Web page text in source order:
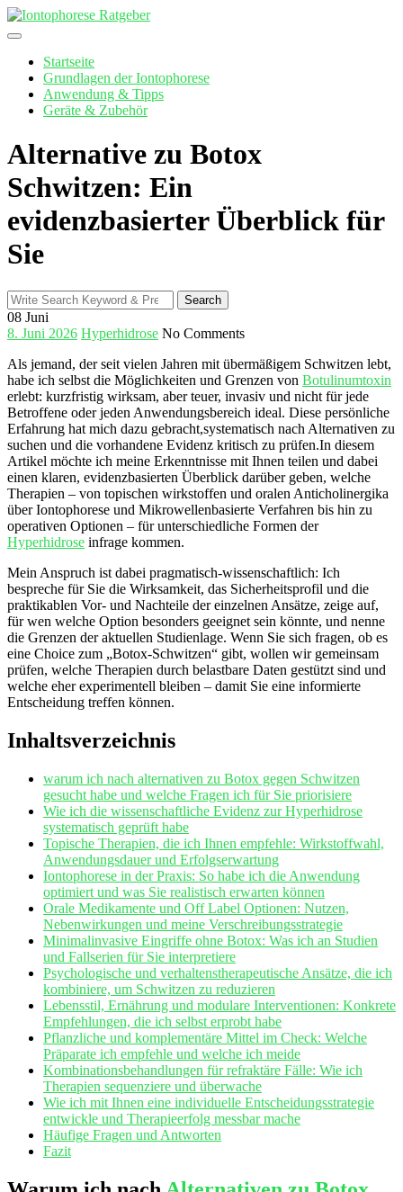
Skip
to
Startseite
Grundlagen der Iontophorese
Anwendung & Tipps
Geräte & Zubehör
Alternative zu Botox
Schwitzen: Ein
evidenzbasierter Überblick für
Sie
Search
for:
Search
08 Juni
8. Juni 2026 Hyperhidrose No Comments
Als jemand, der seit vielen Jahren mit übermäßigem ‍Schwitzen lebt,⁢
habe ich selbst die Möglichkeiten und Grenzen von Botulinumtoxin
erlebt: kurzfristig wirksam, aber teuer, invasiv und nicht für jede
Betroffene oder jeden Anwendungsbereich ideal. Diese persönliche
Erfahrung hat mich dazu gebracht,systematisch nach Alternativen zu
suchen und ⁤die vorhandene Evidenz kritisch zu prüfen.In diesem
Artikel möchte ich meine Erkenntnisse mit Ihnen teilen und dabei
einen klaren, evidenzbasierten Überblick darüber geben, welche
Therapien – von topischen wirkstoffen und oralen Anticholinergika
über Iontophorese und Mikrowellenbasierte Verfahren bis hin⁢ zu
operativen Optionen – für unterschiedliche Formen der
Hyperhidrose ‌ infrage ⁤kommen.
Mein Anspruch ist dabei pragmatisch-wissenschaftlich: ‌Ich
bespreche für Sie die Wirksamkeit, das ⁢Sicherheitsprofil und die
praktikablen‍ Vor- und Nachteile der einzelnen Ansätze, zeige auf,
für wen welche Option besonders geeignet sein könnte, und nenne
die Grenzen der aktuellen Studienlage. Wenn Sie sich fragen, ⁢ob es
⁣eine Choice zum „Botox-Schwitzen“ gibt, ⁤wollen⁣ wir gemeinsam
prüfen, welche Therapien durch ‍belastbare Daten gestützt sind ⁤und
welche eher experimentell bleiben – damit Sie ​eine informierte
Entscheidung treffen können.
Inhaltsverzeichnis
warum ich nach alternativen zu Botox gegen Schwitzen
gesucht habe und welche Fragen ich für Sie priorisiere
Wie⁣ ich die wissenschaftliche Evidenz zur Hyperhidrose
systematisch geprüft habe
Topische Therapien, die ich‌ Ihnen empfehle: Wirkstoffwahl,
Anwendungsdauer und Erfolgserwartung
Iontophorese in der Praxis: So habe ich die Anwendung
optimiert und was Sie realistisch erwarten​ können
Orale Medikamente und Off Label Optionen: Nutzen,
Nebenwirkungen ‍und meine Verschreibungsstrategie
Minimalinvasive Eingriffe ohne Botox: Was ich an Studien
und Fallserien für Sie interpretiere
Psychologische und verhaltenstherapeutische ⁤Ansätze, die ich
kombiniere, um Schwitzen zu reduzieren
Lebensstil, Ernährung und modulare Interventionen: Konkrete
Empfehlungen, die ich selbst erprobt habe
Pflanzliche‍ und komplementäre Mittel im Check: Welche
Präparate ich empfehle und welche ich meide
Kombinationsbehandlungen für refraktäre Fälle: Wie ich
Therapien sequenziere und überwache
Wie ich mit Ihnen eine individuelle ‌Entscheidungsstrategie
entwickle ⁢und Therapieerfolg messbar ⁣mache
Häufige Fragen und Antworten
Fazit